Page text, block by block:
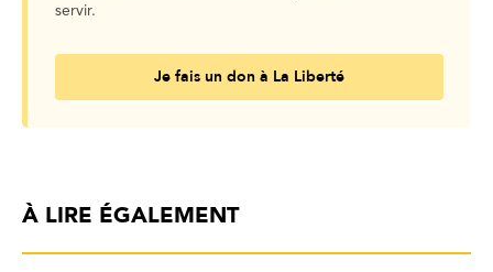
servir.
Je fais un don à La Liberté
À LIRE ÉGALEMENT